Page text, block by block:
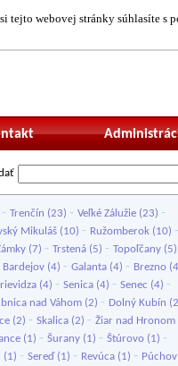
tejto webovej stránky súhlasíte s
- Trenčín (23) - Veľké Zálužie (23) -
Mikuláš (10) - Ružomberok (10) -
(7) - Trstená (5) - Topoľčany (5)
Bardejov (4) - Galanta (4) - Brezno
(4) - Senica (4) - Senec (4) -
nad Váhom (2) - Dolný Kubín
(2) - Skalica (2) - Žiar nad Hronom
(1) - Šurany (1) - Štúrovo (1) -
(1) - Sereď(1) - Revúca (1) - Púchov